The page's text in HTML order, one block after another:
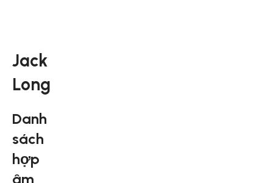
Jack
Long
Danh
sách
hợp
âm